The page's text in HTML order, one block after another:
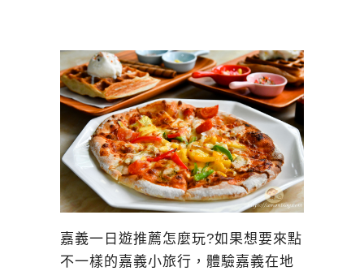
嘉義一日遊推薦怎麼玩?如果想要來點
不一樣的嘉義小旅行，體驗嘉義在地